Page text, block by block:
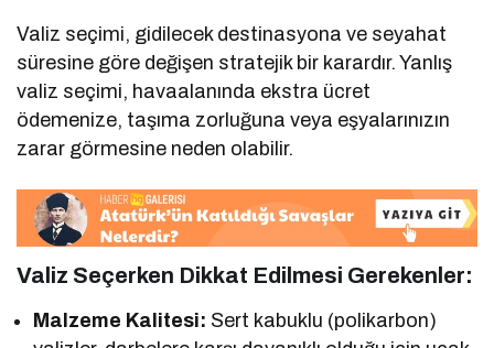
Valiz seçimi, gidilecek destinasyona ve seyahat
süresine göre değişen stratejik bir karardır. Yanlış
valiz seçimi, havaalanında ekstra ücret
ödemenize, taşıma zorluğuna veya eşyalarınızın
zarar görmesine neden olabilir.
Valiz Seçerken Dikkat Edilmesi Gerekenler:
Malzeme Kalitesi: Sert kabuklu (polikarbon)